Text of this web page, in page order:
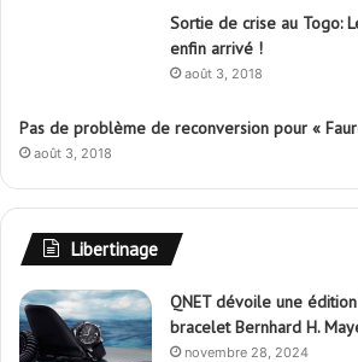
Sortie de crise au Togo:
enfin arrivé !
août 3, 2018
Pas de problème de reconversion pour «
août 3, 2018
Libertinage
QNET dévoile une
bracelet Bernhard H.
novembre 28, 2024